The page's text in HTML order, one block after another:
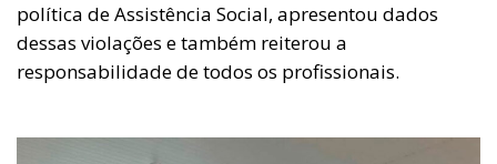
política de Assistência Social, apresentou dados
dessas violações e também reiterou a
responsabilidade de todos os profissionais.